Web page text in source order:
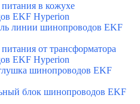
в кожухе
EKF Hyperion
линии шинопроводов EKF
от трансформатора
EKF Hyperion
шинопроводов EKF
блок шинопроводов EKF